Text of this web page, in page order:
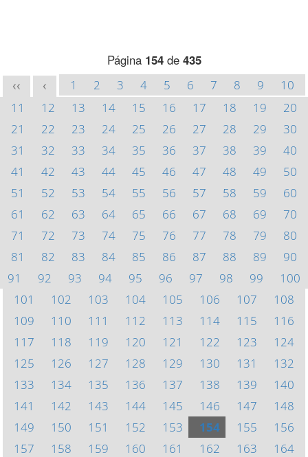
Página 154de 435
<< < 1 2 3 4 5 6 7 8 9
10
11
12 13 14 15 16 17 18 19
20
21
22 23 24 25 26 27 28 29
30
31
32 33 34 35 36 37 38 39
40
41
42 43 44 45 46 47 48 49
50
51
52 53 54 55 56 57 58 59
60
61
62 63 64 65 66 67 68 69
70
71
72 73 74 75 76 77 78 79
80
81
82 83 84 85 86 87 88 89
90
91
92 93 94 95 96 97 98 99
100
101
102 103 104 105 106 107
108
109
110 111 112 113 114 115
116
117
118 119 120 121 122 123
124
125
126 127 128 129 130 131
132
133
134 135 136 137 138 139
140
141
142 143 144 145 146 147
148
149
150 151 152 153 154 155
156
157
158 159 160 161 162 163
164